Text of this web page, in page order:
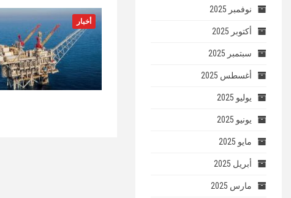
أخبار
نوفمبر 2025
أكتوبر 2025
سبتمبر 2025
أغسطس 2025
يوليو 2025
يونيو 2025
مايو 2025
أبريل 2025
مارس 2025